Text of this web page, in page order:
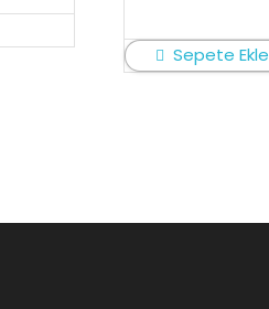
Sepete Ekle